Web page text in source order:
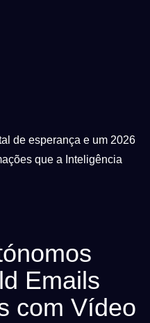
de esperança e um 2026
que a Inteligência
Emails
com Vídeo